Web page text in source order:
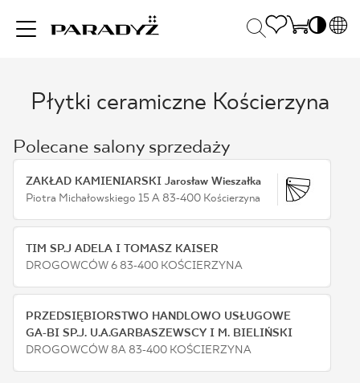
INSPIRACJE
PRODUKTY
KOLEKCJE
DLA BIZNESU
Płytki ceramiczne Kościerzyna
Polecane salony sprzedaży
ZAKŁAD KAMIENIARSKI Jarosław Wieszałka
Piotra Michałowskiego 15 A 83-400 Kościerzyna
TIM SP.J ADELA I TOMASZ KAISER
DROGOWCÓW 6 83-400 KOŚCIERZYNA
PRZEDSIĘBIORSTWO HANDLOWO USŁUGOWE
GA-BI SP.J. U.A.GARBASZEWSCY I M. BIELIŃSKI
DROGOWCÓW 8A 83-400 KOŚCIERZYNA